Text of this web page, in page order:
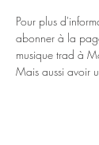
Pour plus
abonner à la
musique trad à
Mais aussi avoir